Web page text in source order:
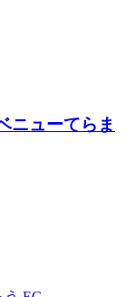
ニューてらま